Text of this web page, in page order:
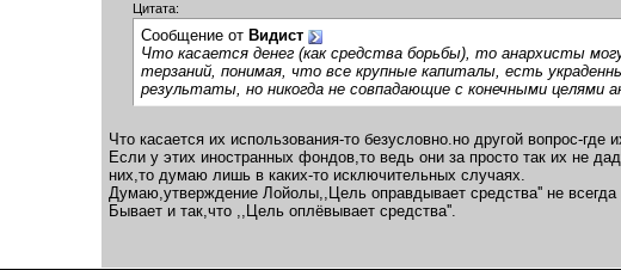
Цитата:
Сообщение от Видист
Что касается денег (как средства борьбы), то анархисты
терзаний, понимая, что все крупные капиталы, есть
результаты, но никогда не совпадающие с конечными целями
Что касается их использования-то безусловно.но другой вопрос-где
Если у этих иностранных фондов,то ведь они за просто так их не
них,то думаю лишь в каких-то исключительных случаях.
Думаю,утверждение Лойолы,,Цель оправдывает средства'' не всегда
Бывает и так,что ,,Цель оплёвывает средства''.